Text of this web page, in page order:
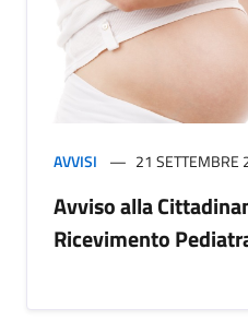
AVVISI 21 SETTEMBRE
Avviso alla
Ricevimento